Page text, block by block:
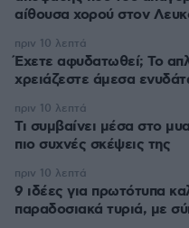
αίθουσα χορού στον
Έχετε αφυδατωθεί; Το
χρειάζεστε άμεσα
πριν 10 λεπτά
Τι συμβαίνει μέσα στο
πιο συχνές σκέψεις της
πριν 10 λεπτά
9 ιδέες για πρωτότυπα
παραδοσιακά τυριά, με
πριν 10 λεπτά